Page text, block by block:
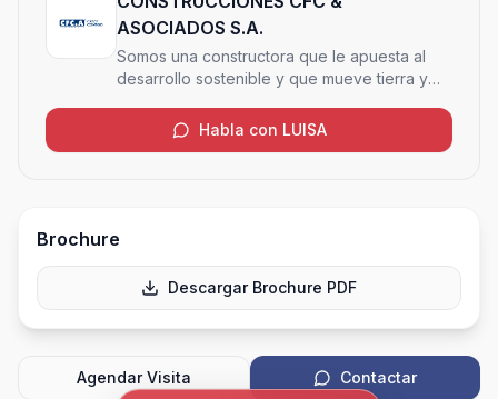
ASOCIADOS S.A.
Somos una constructora que le apuesta al
desarrollo sostenible y que mueve tierra y
forma amigable con el medio ambiente
Habla con LUISA
Brochure
Descargar Brochure PDF
Agendar Visita Contactar